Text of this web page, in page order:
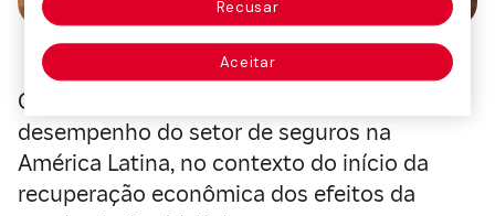
O relatório apresenta uma análise do
desempenho do setor de seguros na
América Latina, no contexto do início da
recuperação econômica dos efeitos da
Recusar
Aceitar